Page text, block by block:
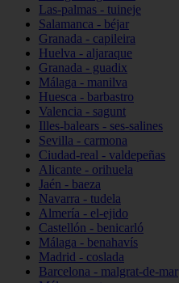
Las-palmas - tuineje
Salamanca - béjar
Granada - capileira
Huelva - aljaraque
Granada - guadix
Málaga - manilva
Huesca - barbastro
Valencia - sagunt
Illes-balears - ses-salines
Sevilla - carmona
Ciudad-real - valdepeñas
Alicante - orihuela
Jaén - baeza
Navarra - tudela
Almería - el-ejido
Castellón - benicarló
Málaga - benahavís
Madrid - coslada
Barcelona - malgrat-de-mar